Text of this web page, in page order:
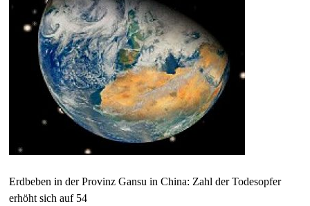
Erdbeben in der Provinz Gansu in China: Zahl der Todesopfer
erhöht sich auf 54